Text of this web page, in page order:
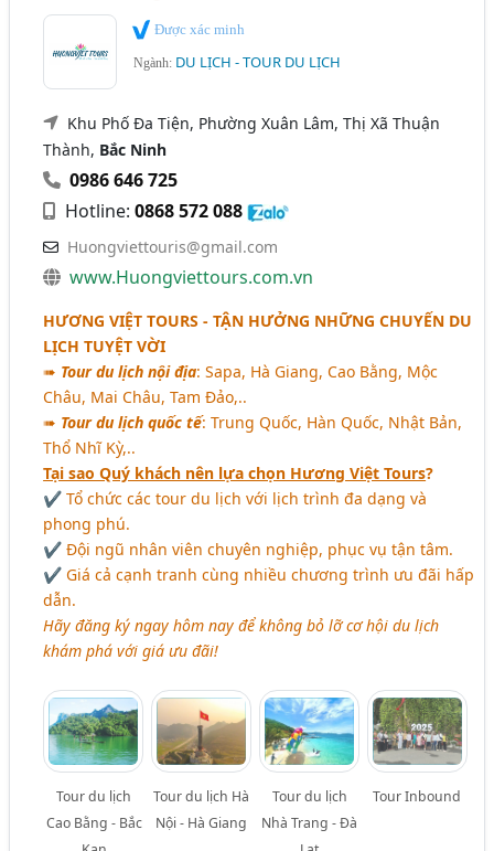
Được xác minh
Ngành: DU LỊCH - TOUR DU LỊCH
Khu Phố Đa Tiện, Phường Xuân Lâm, Thị Xã Thuận
Thành, Bắc Ninh
0986 646 725
Hotline:0868 572 088
Huongviettouris@gmail.com
www.Huongviettours.com.vn
HƯƠNG VIỆT TOURS - TẬN HƯỞNG NHỮNG CHUYẾN DU
LỊCH TUYỆT VỜI
➠ Tour du lịch nội địa: Sapa, Hà Giang, Cao Bằng, Mộc
Châu, Mai Châu, Tam Đảo,..
➠ Tour du lịch quốc tế: Trung Quốc, Hàn Quốc, Nhật Bản,
Thổ Nhĩ Kỳ,..
Tại sao Quý khách nên lựa chọn Hương Việt Tours?
✔ Tổ chức các tour du lịch với lịch trình đa dạng và
phong phú.
✔ Đội ngũ nhân viên chuyên nghiệp, phục vụ tận tâm.
✔ Giá cả cạnh tranh cùng nhiều chương trình ưu đãi hấp
dẫn.
Hãy đăng ký ngay hôm nay để không bỏ lỡ cơ hội du lịch
khám phá với giá ưu đãi!
Tour du lịch
Cao Bằng - Bắc
Tour du lịch Hà
Nội - Hà Giang
Tour du lịch
Nhà Trang - Đà
Tour Inbound